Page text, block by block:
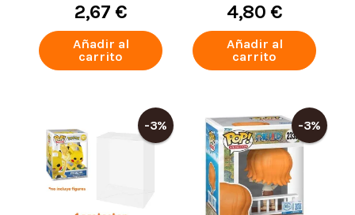
2,67 €
Añadir al
carrito
4,80 €
Añadir al
carrito
-3% -3%